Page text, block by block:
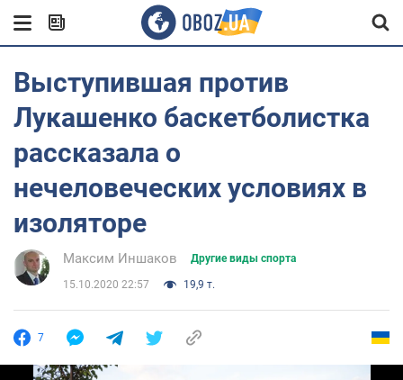
Выступившая против
Лукашенко баскетболистка
рассказала о
нечеловеческих условиях в
изоляторе
Максим Иншаков Другие виды спорта
15.10.2020 22:57 19,9 т.
7